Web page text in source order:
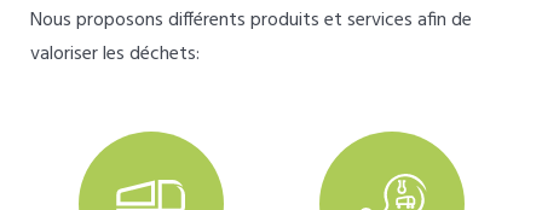
Nous proposons différents produits et services afin de
valoriser les déchets: